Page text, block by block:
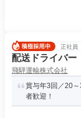
正社員
配送ドライバー
飛騨運輸株式会社
賞与年3回／20
者歓迎！